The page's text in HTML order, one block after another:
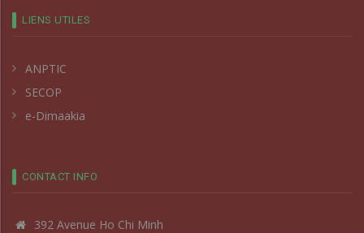
LIENS UTILES
ANPTIC
SECOP
e-Dimaakia
CONTACT INFO
392 Avenue Ho Chi Minh